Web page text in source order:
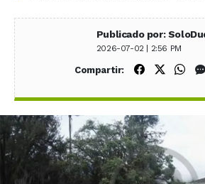
Publicado por:
2026-07-02 | 2:56 PM
Compartir: Compartir